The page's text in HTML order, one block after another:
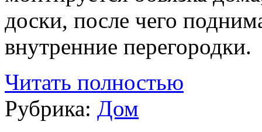
доски, после чего
внутренние перегородки.
Читать полностью
Рубрика: Дом